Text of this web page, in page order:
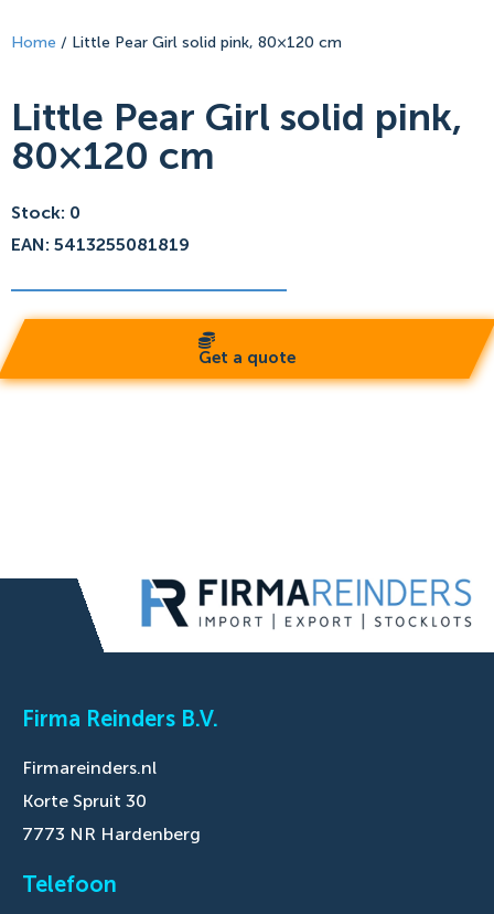
Home / Little Pear Girl solid pink, 80×120 cm
Little Pear Girl solid pink,
80×120 cm
Stock: 0
EAN: 5413255081819
Get a quote
Firma Reinders B.V.
Firmareinders.nl
Korte Spruit 30
7773 NR Hardenberg
Telefoon